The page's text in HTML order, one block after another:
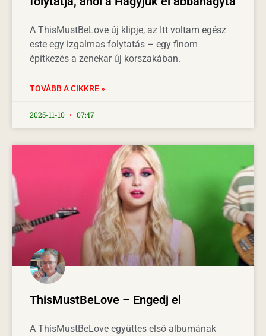
A ThisMustBeLove új klipje, az Itt voltam egész
este egy izgalmas folytatás – egy finom
építkezés a zenekar új korszakában.
TOVÁBB A CIKKRE »
2025-11-10 07:47
ThisMustBeLove – Engedj el
A ThisMustBeLove együttes első albumának